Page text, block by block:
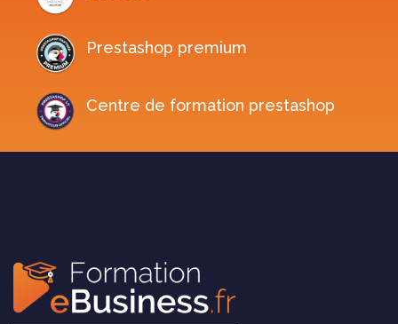
Prestashop premium
Centre de formation prestashop